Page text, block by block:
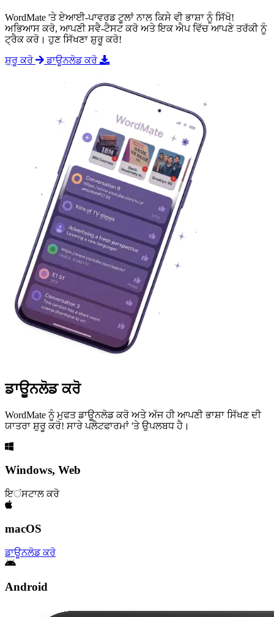
WordMate 'ਤੇ ਏਆਈ-ਪਾਵਰਡ ਟੂਲਾਂ ਨਾਲ ਕਿਸੇ ਵੀ ਭਾਸ਼ਾ ਨੂੰ ਸਿੱਖੋ!
ਅਭਿਆਸ ਕਰੋ, ਆਪਣੀ ਸਵੈ-ਟੈਸਟ ਕਰੋ ਅਤੇ ਇਕ ਐਪ ਵਿੱਚ ਆਪਣੇ ਤਰੱਕੀ ਨੂੰ
ਟ੍ਰੈਕ ਕਰੋ। ਹੁਣ ਸਿੱਖਣਾ ਸ਼ੁਰੂ ਕਰੋ!
ਸ਼ੁਰੂ ਕਰੋ
ਡਾਊਨਲੋਡ ਕਰੋ
ਡਾਊਨਲੋਡ ਕਰੋ
WordMate ਨੂੰ ਮੁਫਤ ਡਾਊਨਲੋਡ ਕਰੋ ਅਤੇ ਅੱਜ ਹੀ ਆਪਣੀ ਭਾਸ਼ਾ ਸਿੱਖਣ ਦੀ
ਯਾਤਰਾ ਸ਼ੁਰੂ ਕਰੋ! ਸਾਰੇ ਪਲੈਟਫਾਰਮਾਂ 'ਤੇ ਉਪਲਬਧ ਹੈ।
Windows, Web
ਇंਸਟਾਲ ਕਰੋ
macOS
ਡਾਊਨਲੋਡ ਕਰੋ
Android